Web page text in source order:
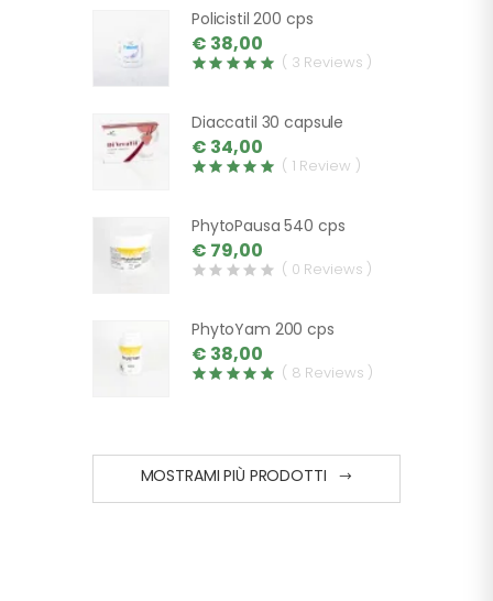
Policistil 200 cps
€ 38,00
( 3 Reviews )
Diaccatil 30 capsule
€ 34,00
( 1 Review )
PhytoPausa 540 cps
€ 79,00
( 0 Reviews )
PhytoYam 200 cps
€ 38,00
( 8 Reviews )
MOSTRAMI PIÙ PRODOTTI